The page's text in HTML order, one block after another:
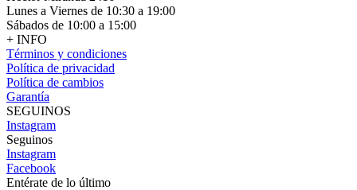
Lunes a Viernes de 10:30 a 19:00
Sábados de 10:00 a 15:00
+ INFO
Términos y condiciones
Política de privacidad
Política de cambios
Garantía
SEGUINOS
Instagram
Seguinos
Instagram
Facebook
Entérate de lo último